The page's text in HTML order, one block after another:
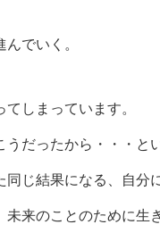
でいく。
しまっています。
だったから・・・と
じ結果になる、自分
来のことのために生